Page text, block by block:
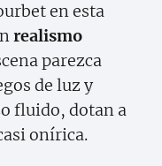
en esta
realismo
parezca
de luz y
fluido, dotan a
onírica.